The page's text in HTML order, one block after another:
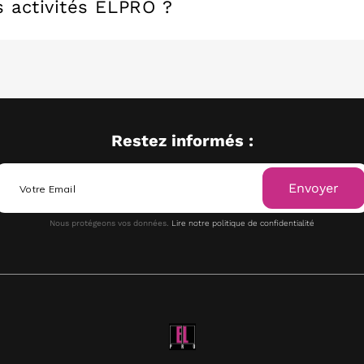
ELPRO ?
Restez informés :
Envoyer
Nous protégeons vos données. Lire notre politique de confidentialité